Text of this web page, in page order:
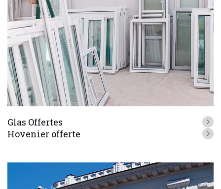
Glas Offertes
Hovenier offerte